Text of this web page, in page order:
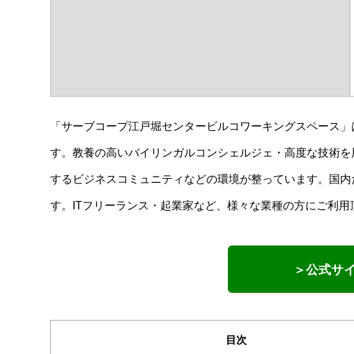
「サーブコープ江戸堀センタービルコワーキングスペース
す。教養の高いバイリンガルコンシェルジェ・高度な技術
するビジネスコミュニティなどの環境が整っています。国
す。ITフリーランス・起業家など、様々な業種の方にご利用
＞公式サ
目次